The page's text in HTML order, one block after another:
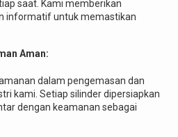
saat. Kami memberikan
informatif untuk memastikan
Aman:
dalam pengemasan dan
kami. Setiap silinder dipersiapkan
dengan keamanan sebagai